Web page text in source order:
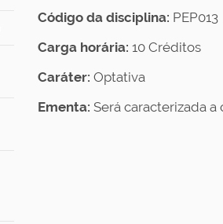
Código da disciplina: PEP013
Carga horária: 10 Créditos
Caráter: Optativa
Ementa: Será caracterizada